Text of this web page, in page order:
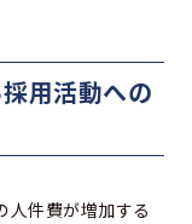
用活動への
人件費が増加する